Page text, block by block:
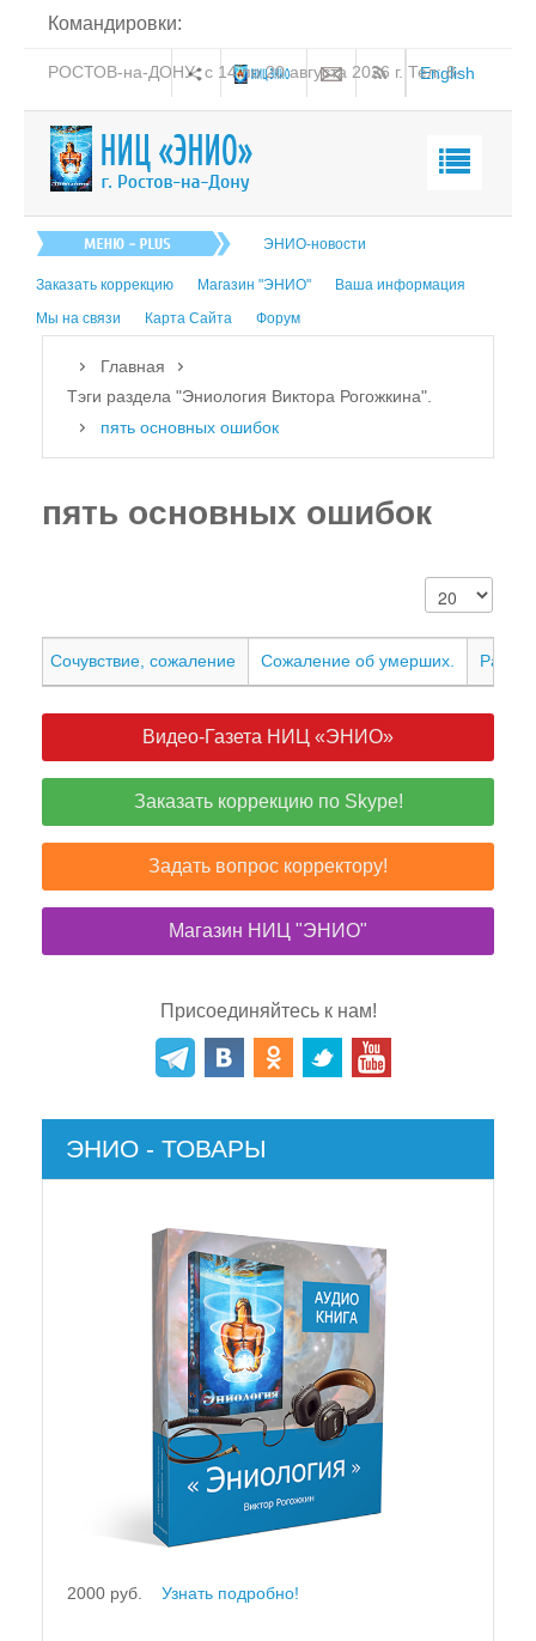
Командировки:
РОСТОВ-на-ДОНУ: с 14 по 20 августа 2026 г. Тел: 8-
English
Книга
Обучение
Представители
ЭНИО-новости
Заказать коррекцию Магазин "ЭНИО"
Ваша информация
Мы на связи
Карта Сайта Форум
Главная
Тэги раздела "Эниология Виктора Рогожкина".
пять основных ошибок
пять основных ошибок
Сочувствие, сожаление Сожаление об умерших.
Видео-Газета НИЦ «ЭНИО»
Заказать коррекцию по Skype!
Задать вопрос корректору!
Магазин НИЦ "ЭНИО"
Присоединяйтесь к нам!
ЭНИО - ТОВАРЫ
2000 руб. Узнать подробно!